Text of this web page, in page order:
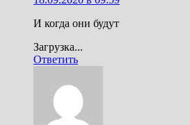
И когда они будут
Загрузка...
Ответить